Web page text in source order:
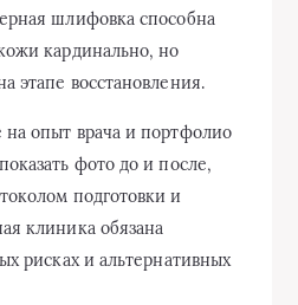
шлифовка способна
кардинально, но
этапе восстановления.
опыт врача и портфолио
фото до и после,
подготовки и
клиника обязана
рисках и альтернативных